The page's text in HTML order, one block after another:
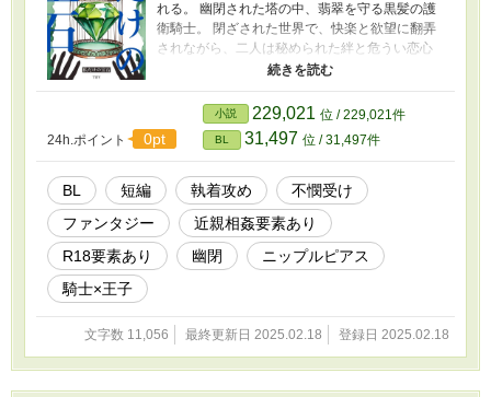
れる。 幽閉された塔の中、翡翠を守る黒髪の護
衛騎士。 閉ざされた世界で、快楽と欲望に翻弄
されながら、二人は秘められた絆と危うい恋心
を育んでいく――。 長身黒髪糸目(腹黒)の護衛×
薄幸で美しい傾国の王子 ※叔父からのお手つき
あり(ちょっと無理やり表現あり) ※性癖をぎゅ
うぎゅう詰め込みました。 （近親、不憫受け、
糸目腹黒、執着攻め、幽閉、ニップルピアス）
24h.ポイント 0pt
小説 229,021 位 / 229,021件
BL 31,497 位 / 31,497件
BL 短編 執着攻め
不憫受け
ファンタジー
近親相姦要素あり
R18要素あり
幽閉
ニップルピアス
騎士×王子
文字数 11,056 最終更新日 2025.02.18 登録日 2025.02.18